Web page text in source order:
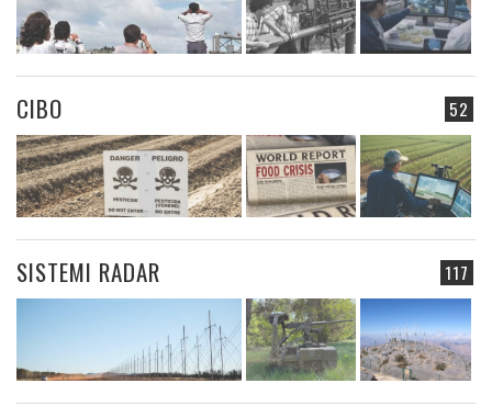
52
CIBO
117
SISTEMI RADAR